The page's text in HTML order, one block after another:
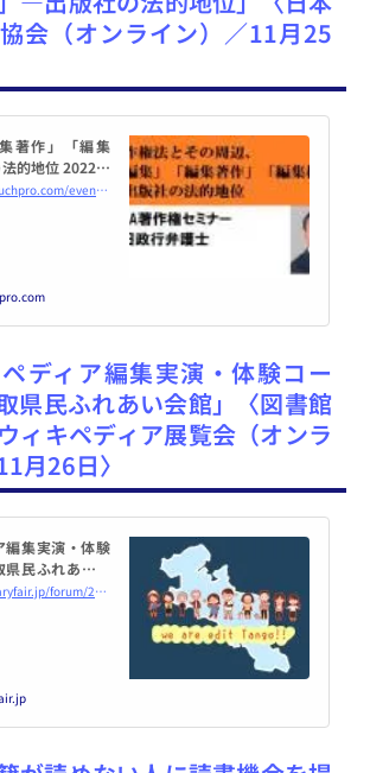
会（オンライン）／11月25
著作」「編集
的地位 2022年
ライン・Zoo
https://www.kokuchpro.com/event/20221125/
ペディア編集実演・体験コー
県民ふれあい会館」〈図書館
ィキペディア展覧会（オンラ
月26日〉
編集実演・体験
民ふれあい会
https://www.libraryfair.jp/forum/2022/495